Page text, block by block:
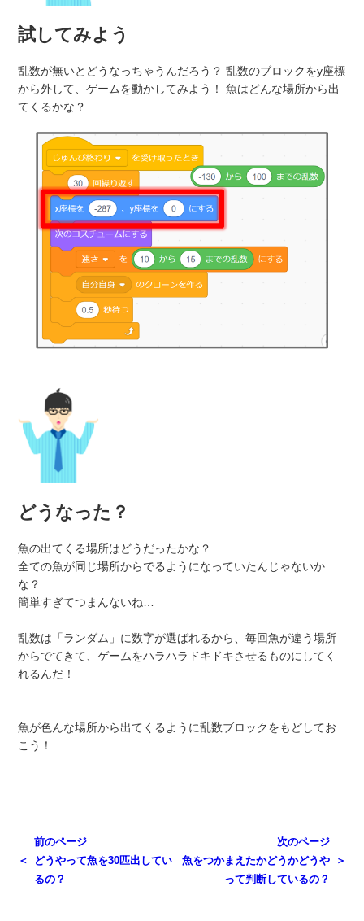
試してみよう
乱数が無いとどうなっちゃうんだろう？ 乱数のブロックをy座標
から外して、ゲームを動かしてみよう！ 魚はどんな場所から出
てくるかな？
どうなった？
魚の出てくる場所はどうだったかな？
全ての魚が同じ場所からでるようになっていたんじゃないか
な？
簡単すぎてつまんないね…
乱数は「ランダム」に数字が選ばれるから、毎回魚が違う場所
からでてきて、ゲームをハラハラドキドキさせるものにしてく
れるんだ！
魚が色んな場所から出てくるように乱数ブロックをもどしてお
こう！
前のページ
どうやって魚を30匹出してい
るの？
次のページ
魚をつかまえたかどうかどうや
って判断しているの？